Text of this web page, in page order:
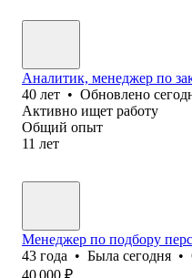
Аналитик, менеджер по
40 лет • Обновлено
Активно ищет работу
Общий опыт
11 лет
Менеджер по подбору
43 года • Была сегодня •
40 000 ₽